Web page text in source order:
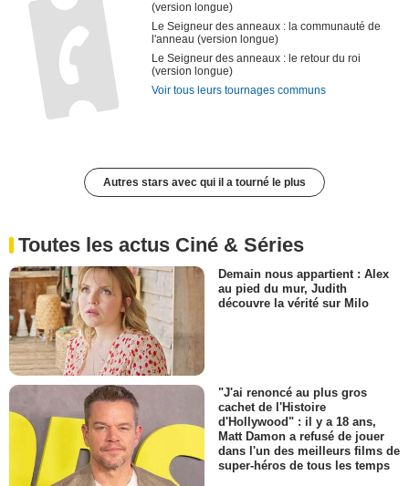
(version longue)
Le Seigneur des anneaux : la communauté de
l'anneau (version longue)
Le Seigneur des anneaux : le retour du roi
(version longue)
Voir tous leurs tournages communs
Autres stars avec qui il a tourné le plus
Toutes les actus Ciné & Séries
Demain nous appartient : Alex
au pied du mur, Judith
découvre la vérité sur Milo
"J'ai renoncé au plus gros
cachet de l'Histoire
d'Hollywood" : il y a 18 ans,
Matt Damon a refusé de jouer
dans l'un des meilleurs films de
super-héros de tous les temps